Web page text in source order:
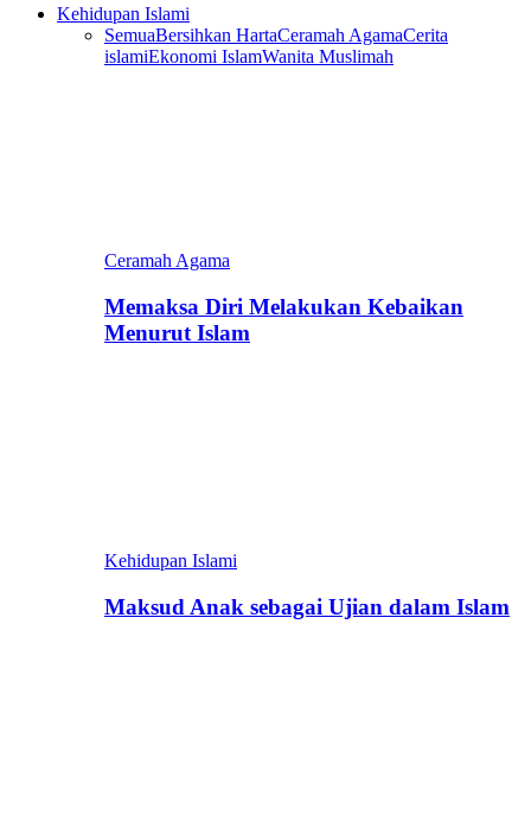
Kehidupan Islami
SemuaBersihkan HartaCeramah AgamaCerita
islamiEkonomi IslamWanita Muslimah
Ceramah Agama
Memaksa Diri Melakukan Kebaikan
Menurut Islam
Kehidupan Islami
Maksud Anak sebagai Ujian dalam Islam